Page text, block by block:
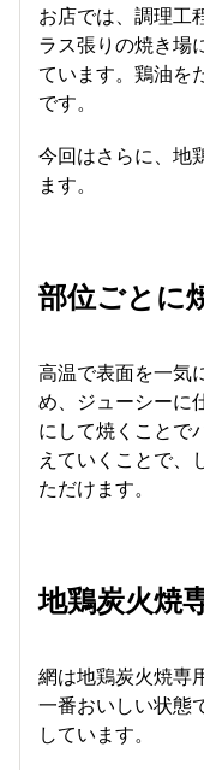
お店では、調理工
ラス張りの焼き場
ています。鶏油を
です。
今回はさらに、地
ます。
部位ごとに
高温で表面を一気
め、ジューシーに
にして焼くことで
えていくことで、
ただけます。
地鶏炭火焼
網は地鶏炭火焼専
一番おいしい状態
しています。